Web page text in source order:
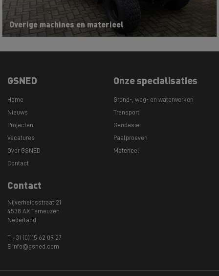
Overige machines en materieel
GSNED
Home
Nieuws
Projecten
Vacatures
Over GSNED
Contact
Onze specialisaties
Grond-, weg- en waterwerken
Transport
Geodesie
Paalproeven
Materieel
Contact
Nijverheidsstraat 21
4538 AX Terneuzen
Nederland
T +31 (0)115 62 09 27
E info@gsned.com